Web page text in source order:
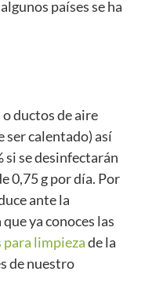
países se ha
ductos de aire
ser calentado) así
si se desinfectarán
0,75 g por día. Por
ante la
ya conoces las
limpiezade la
de nuestro